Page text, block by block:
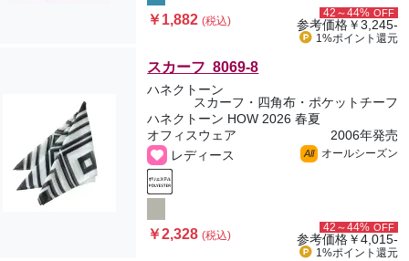
￥1,882(税込)
42～44% OFF
参考価格￥3,245-
1%ポイント 還元
スカーフ 8069-8
ハネクトーン
スカーフ・四角布・ポケットチーフ
ハネクトーン HOW 2026 春夏
オフィスウェア
2006年発売
レディース
All オールシーズン
￥2,328(税込)
42～44% OFF
参考価格￥4,015-
1%ポイント 還元